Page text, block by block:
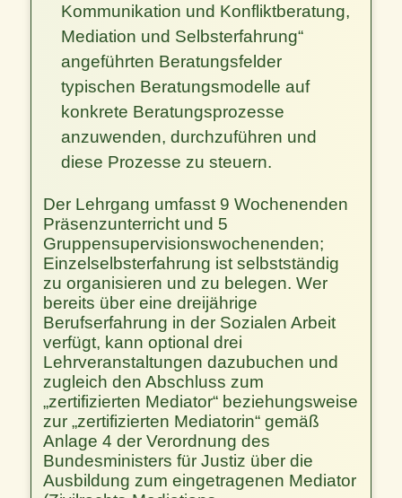
Kommunikation und Konfliktberatung,
Mediation und Selbsterfahrung“
angeführten Beratungsfelder
typischen Beratungsmodelle auf
konkrete Beratungsprozesse
anzuwenden, durchzuführen und
diese Prozesse zu steuern.
Der Lehrgang umfasst 9 Wochenenden
Präsenzunterricht und 5
Gruppensupervisionswochenenden;
Einzelselbsterfahrung ist selbstständig
zu organisieren und zu belegen. Wer
bereits über eine dreijährige
Berufserfahrung in der Sozialen Arbeit
verfügt, kann optional drei
Lehrveranstaltungen dazubuchen und
zugleich den Abschluss zum
„zertifizierten Mediator“ beziehungsweise
zur „zertifizierten Mediatorin“ gemäß
Anlage 4 der Verordnung des
Bundesministers für Justiz über die
Ausbildung zum eingetragenen Mediator